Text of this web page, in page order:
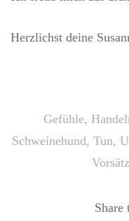
Herzlichst deine
Gefühle,
Schweinehund, Tun,
Share